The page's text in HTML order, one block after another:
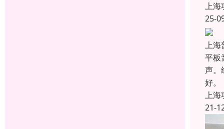
上海
25-
上海
平板
声。
好。
上海
21-